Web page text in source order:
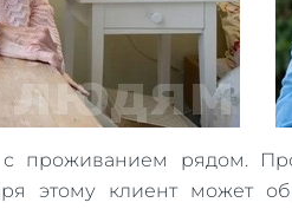
проживанием рядом.
этому клиент может